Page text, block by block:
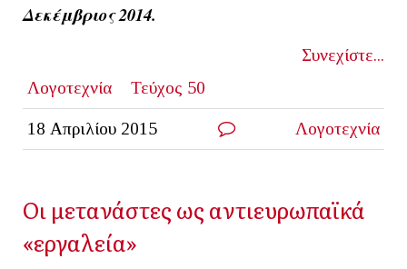
Δεκέμβριος 2014.
Συνεχίστε...
Λογοτεχνία
Τεύχος 50
18 Απριλίου 2015 Λογοτεχνία
Οι μετανάστες ως αντιευρωπαϊκά
«εργαλεία»